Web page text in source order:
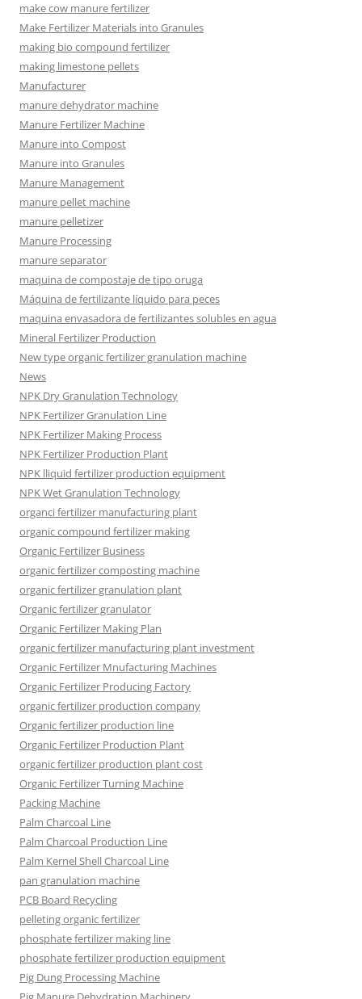
make cow manure fertilizer
Make Fertilizer Materials into Granules
making bio compound fertilizer
making limestone pellets
Manufacturer
manure dehydrator machine
Manure Fertilizer Machine
Manure into Compost
Manure into Granules
Manure Management
manure pellet machine
manure pelletizer
Manure Processing
manure separator
maquina de compostaje de tipo oruga
Máquina de fertilizante líquido para peces
maquina envasadora de fertilizantes solubles en agua
Mineral Fertilizer Production
New type organic fertilizer granulation machine
News
NPK Dry Granulation Technology
NPK Fertilizer Granulation Line
NPK Fertilizer Making Process
NPK Fertilizer Production Plant
NPK lliquid fertilizer production equipment
NPK Wet Granulation Technology
organci fertilizer manufacturing plant
organic compound fertilizer making
Organic Fertilizer Business
organic fertilizer composting machine
organic fertilizer granulation plant
Organic fertilizer granulator
Organic Fertilizer Making Plan
organic fertilizer manufacturing plant investment
Organic Fertilizer Mnufacturing Machines
Organic Fertilizer Producing Factory
organic fertilizer production company
Organic fertilizer production line
Organic Fertilizer Production Plant
organic fertilizer production plant cost
Organic Fertilizer Turning Machine
Packing Machine
Palm Charcoal Line
Palm Charcoal Production Line
Palm Kernel Shell Charcoal Line
pan granulation machine
PCB Board Recycling
pelleting organic fertilizer
phosphate fertilizer making line
phosphate fertilizer production equipment
Pig Dung Processing Machine